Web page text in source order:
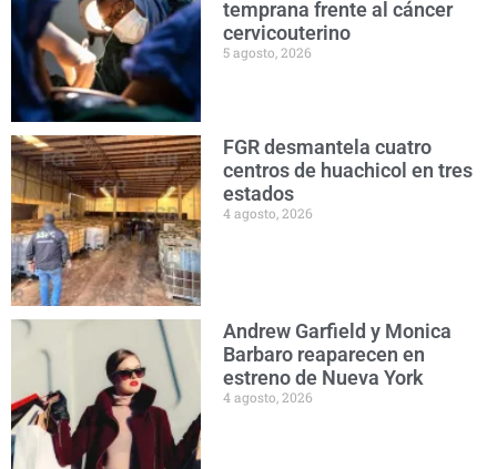
temprana frente al cáncer
cervicouterino
5 agosto, 2026
FGR desmantela cuatro
centros de huachicol en tres
estados
4 agosto, 2026
Andrew Garfield y Monica
Barbaro reaparecen en
estreno de Nueva York
4 agosto, 2026